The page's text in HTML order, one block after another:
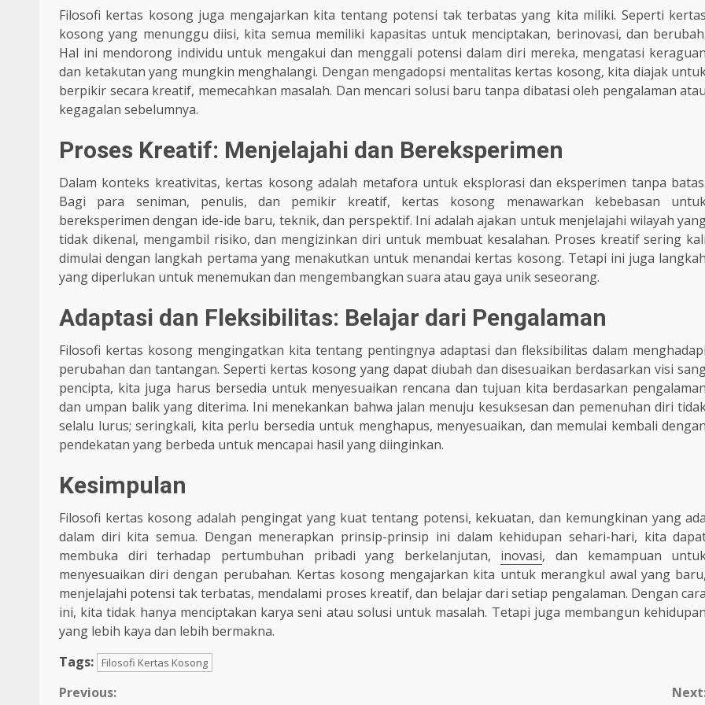
Filosofi kertas kosong juga mengajarkan kita tentang potensi tak terbatas yang kita miliki. Seperti kertas
kosong yang menunggu diisi, kita semua memiliki kapasitas untuk menciptakan, berinovasi, dan berubah.
Hal ini mendorong individu untuk mengakui dan menggali potensi dalam diri mereka, mengatasi keraguan
dan ketakutan yang mungkin menghalangi. Dengan mengadopsi mentalitas kertas kosong, kita diajak
berpikir secara kreatif, memecahkan masalah. Dan mencari solusi baru tanpa dibatasi oleh pengalaman atau
kegagalan sebelumnya.
Proses Kreatif: Menjelajahi dan Bereksperimen
Dalam konteks kreativitas, kertas kosong adalah metafora untuk eksplorasi dan eksperimen tanpa batas.
Bagi para seniman, penulis, dan pemikir kreatif, kertas kosong menawarkan kebebasan
bereksperimen dengan ide-ide baru, teknik, dan perspektif. Ini adalah ajakan untuk menjelajahi wilayah
tidak dikenal, mengambil risiko, dan mengizinkan diri untuk membuat kesalahan. Proses kreatif sering kali
dimulai dengan langkah pertama yang menakutkan untuk menandai kertas kosong. Tetapi ini juga langkah
yang diperlukan untuk menemukan dan mengembangkan suara atau gaya unik seseorang.
Adaptasi dan Fleksibilitas: Belajar dari Pengalaman
Filosofi kertas kosong mengingatkan kita tentang pentingnya adaptasi dan fleksibilitas dalam menghadapi
perubahan dan tantangan. Seperti kertas kosong yang dapat diubah dan disesuaikan berdasarkan visi
pencipta, kita juga harus bersedia untuk menyesuaikan rencana dan tujuan kita berdasarkan pengalaman
dan umpan balik yang diterima. Ini menekankan bahwa jalan menuju kesuksesan dan pemenuhan diri
selalu lurus; seringkali, kita perlu bersedia untuk menghapus, menyesuaikan, dan memulai kembali dengan
pendekatan yang berbeda untuk mencapai hasil yang diinginkan.
Kesimpulan
Filosofi kertas kosong adalah pengingat yang kuat tentang potensi, kekuatan, dan kemungkinan yang ada
dalam diri kita semua. Dengan menerapkan prinsip-prinsip ini dalam kehidupan sehari-hari, kita
membuka diri terhadap pertumbuhan pribadi yang berkelanjutan, inovasi, dan kemampuan
menyesuaikan diri dengan perubahan. Kertas kosong mengajarkan kita untuk merangkul awal yang baru,
menjelajahi potensi tak terbatas, mendalami proses kreatif, dan belajar dari setiap pengalaman. Dengan cara
ini, kita tidak hanya menciptakan karya seni atau solusi untuk masalah. Tetapi juga membangun kehidupan
yang lebih kaya dan lebih bermakna.
Tags:
Filosofi Kertas Kosong
Continue
Previous: